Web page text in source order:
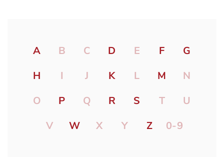
A B C D E F
G
H
I J K L M
N
O
P Q R S T
U
V
W X Y Z 0-9